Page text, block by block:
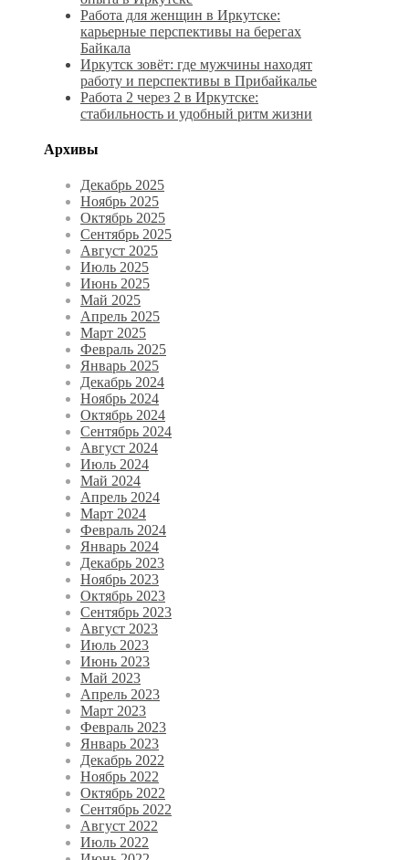
Работа для женщин в Иркутске:
карьерные перспективы на берегах
Байкала
Иркутск зовёт: где мужчины находят
работу и перспективы в Прибайкалье
Работа 2 через 2 в Иркутске:
стабильность и удобный ритм жизни
Архивы
Декабрь 2025
Ноябрь 2025
Октябрь 2025
Сентябрь 2025
Август 2025
Июль 2025
Июнь 2025
Май 2025
Апрель 2025
Март 2025
Февраль 2025
Январь 2025
Декабрь 2024
Ноябрь 2024
Октябрь 2024
Сентябрь 2024
Август 2024
Июль 2024
Май 2024
Апрель 2024
Март 2024
Февраль 2024
Январь 2024
Декабрь 2023
Ноябрь 2023
Октябрь 2023
Сентябрь 2023
Август 2023
Июль 2023
Июнь 2023
Май 2023
Апрель 2023
Март 2023
Февраль 2023
Январь 2023
Декабрь 2022
Ноябрь 2022
Октябрь 2022
Сентябрь 2022
Август 2022
Июль 2022